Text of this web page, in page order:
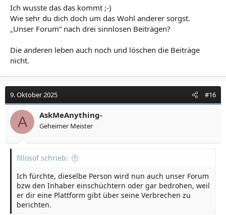
Ich wusste das das kommt ;-)
Wie sehr du dich doch um das Wohl anderer sorgst.
„Unser Forum“ nach drei sinnlosen Beiträgen?
Die anderen leben auch noch und löschen die Beiträge
nicht.
9. Oktober 2025 #16
A AskMeAnything-
Geheimer Meister
fillosof schrieb:
Ich fürchte, dieselbe Person wird nun auch unser Forum
bzw den Inhaber einschüchtern oder gar bedrohen, weil
er dir eine Plattform gibt über seine Verbrechen zu
berichten.